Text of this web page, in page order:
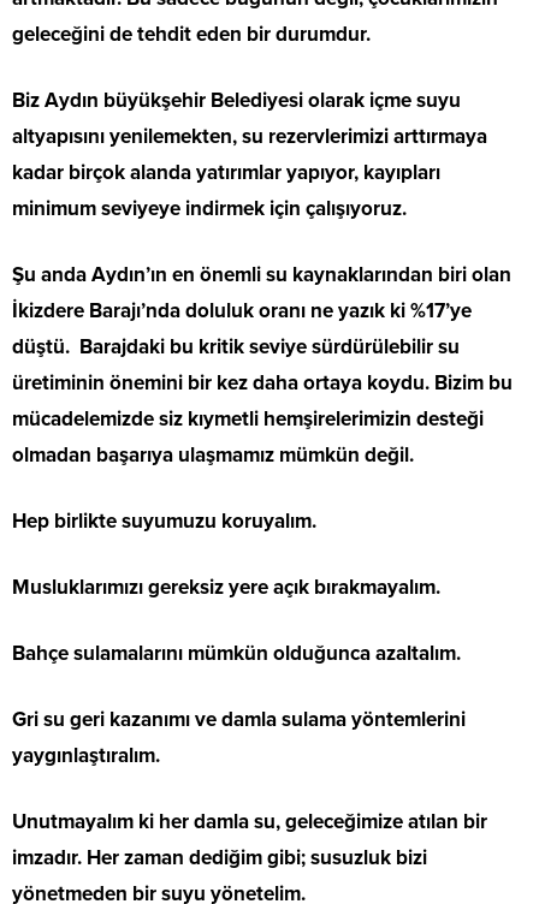
geleceğini de tehdit eden bir durumdur.
Biz Aydın büyükşehir Belediyesi olarak içme suyu
altyapısını yenilemekten, su rezervlerimizi arttırmaya
kadar birçok alanda yatırımlar yapıyor, kayıpları
minimum seviyeye indirmek için çalışıyoruz.
Şu anda Aydın’ın en önemli su kaynaklarından biri olan
İkizdere Barajı’nda doluluk oranı ne yazık ki %17’ye
düştü. Barajdaki bu kritik seviye sürdürülebilir su
üretiminin önemini bir kez daha ortaya koydu. Bizim bu
mücadelemizde siz kıymetli hemşirelerimizin desteği
olmadan başarıya ulaşmamız mümkün değil.
Hep birlikte suyumuzu koruyalım.
Musluklarımızı gereksiz yere açık bırakmayalım.
Bahçe sulamalarını mümkün olduğunca azaltalım.
Gri su geri kazanımı ve damla sulama yöntemlerini
yaygınlaştıralım.
Unutmayalım ki her damla su, geleceğimize atılan bir
imzadır. Her zaman dediğim gibi; susuzluk bizi
yönetmeden bir suyu yönetelim.